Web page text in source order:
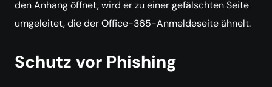
den Anhang öffnet, wird er zu einer gefälschten Seite
umgeleitet, die der Office-365-Anmeldeseite ähnelt.
Schutz vor Phishing